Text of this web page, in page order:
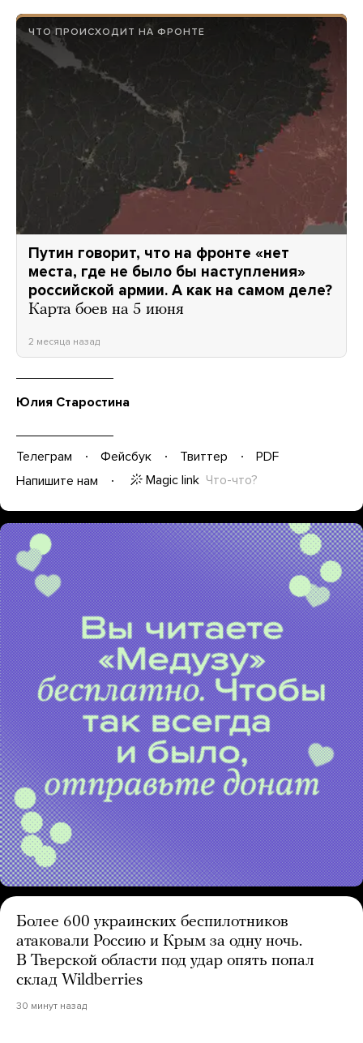
ЧТО ПРОИСХОДИТ НА ФРОНТЕ
Путин говорит, что на фронте «нет
места, где не было бы наступления»
российской армии. А как на самом деле?
Карта боев на 5 июня
2 месяца назад
Юлия Старостина
Телеграм Фейсбук Твиттер
PDF
Напишите нам
Magic link Что-что?
Более 600 украинских беспилотников
атаковали Россию и Крым за одну ночь.
В Тверской области под удар опять попал
склад Wildberries
30 минут назад